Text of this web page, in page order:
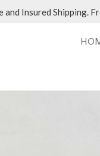
Insured Shipping.